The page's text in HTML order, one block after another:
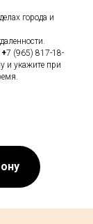
города и
+7 (965) 817-18-
и укажите при